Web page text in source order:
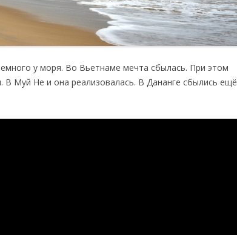
у моря. Во Вьетнаме мечта сбылась. При этом
В Муй Не и она реализовалась. В Дананге сбылись ещё